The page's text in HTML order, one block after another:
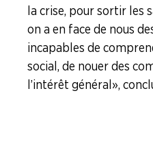
la crise, pour sortir les
on a en face de nous
incapables de
social, de nouer des
l’intérêt général »,